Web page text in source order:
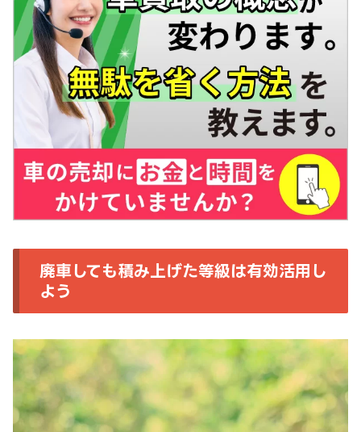
廃車しても積み上げた等級は有効活用し
よう